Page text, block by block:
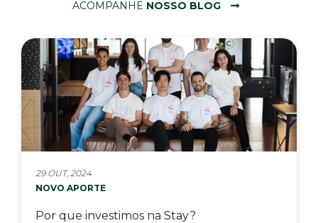
ACOMPANHE NOSSO BLOG
29 OUT, 2024
NOVO APORTE
Por que investimos na Stay?